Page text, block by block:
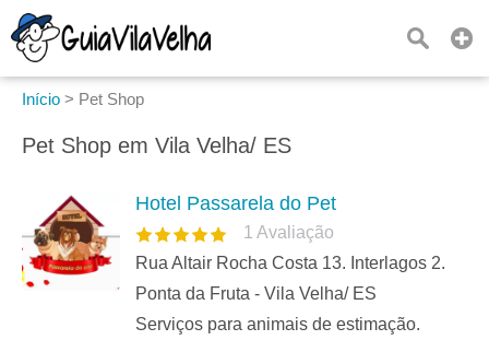
Início > Pet Shop
Pet Shop em Vila Velha/ ES
Hotel Passarela do Pet
1 Avaliação
Rua Altair Rocha Costa 13. Interlagos 2.
Ponta da Fruta - Vila Velha/ ES
Serviços para animais de estimação.